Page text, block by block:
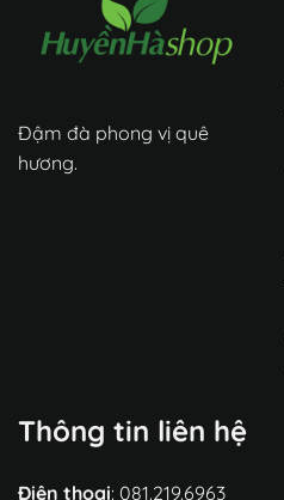
Đậm đà phong vị quê
hương.
Thông tin liên hệ
Điện thoại: 081.219.6963